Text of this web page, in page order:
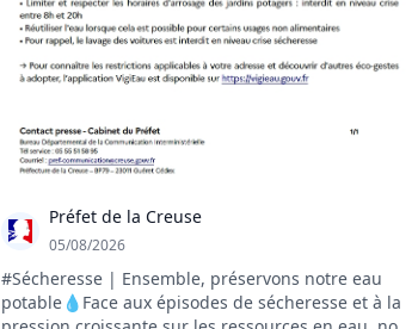
Préfet de la Creuse
05/08/2026
#Sécheresse | Ensemble, préservons notre eau
potable💧Face aux épisodes de sécheresse et à la